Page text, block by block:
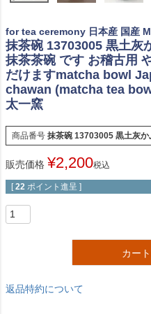
for tea ceremony 日本産 国産
抹茶碗 13703005 黒土灰
抹茶茶碗 です お稽古用
だけますmatcha bowl
chawan (matcha tea
太一窯
商品番号 抹茶碗 13703005 黒土灰か
販売価格 ¥2,200税込
[ 22 ポイント進呈 ]
カー
返品特約について